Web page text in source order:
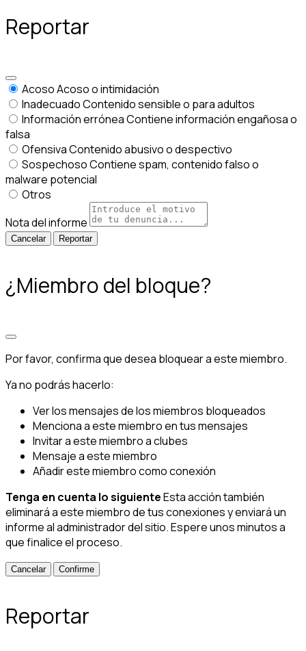
Reportar
AcosoAcoso o intimidación
InadecuadoContenido sensible o para adultos
Información erróneaContiene información engañosa o
falsa
OfensivaContenido abusivo o despectivo
SospechosoContiene spam, contenido falso o
malware potencial
Otros
Nota del informe
Reportar
¿Miembro del bloque?
Por favor, confirma que desea bloquear a este miembro.
Ya no podrás hacerlo:
Ver los mensajes de los miembros bloqueados
Menciona a este miembro en tus mensajes
Invitar a este miembro a clubes
Mensaje a este miembro
Añadir este miembro como conexión
Tenga en cuenta lo siguienteEsta acción también
eliminará a este miembro de tus conexiones y enviará un
informe al administrador del sitio. Espere unos minutos a
que finalice el proceso.
Confirme
Reportar